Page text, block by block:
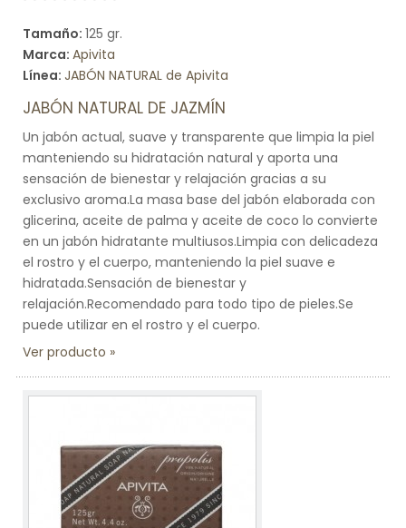
Tamaño: 125 gr.
Marca: Apivita
Línea: JABÓN NATURAL de Apivita
JABÓN NATURAL DE JAZMÍN
Un jabón actual, suave y transparente que limpia la piel
manteniendo su hidratación natural y aporta una
sensación de bienestar y relajación gracias a su
exclusivo aroma.La masa base del jabón elaborada con
glicerina, aceite de palma y aceite de coco lo convierte
en un jabón hidratante multiusos.Limpia con delicadeza
el rostro y el cuerpo, manteniendo la piel suave e
hidratada.Sensación de bienestar y
relajación.Recomendado para todo tipo de pieles.Se
puede utilizar en el rostro y el cuerpo.
Ver producto